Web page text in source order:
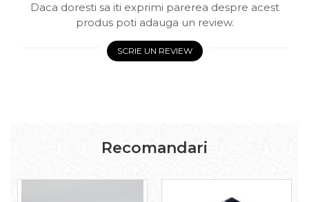
Daca doresti sa iti exprimi parerea despre acest
produs poti adauga un review.
SCRIE UN REVIEW
Recomandari